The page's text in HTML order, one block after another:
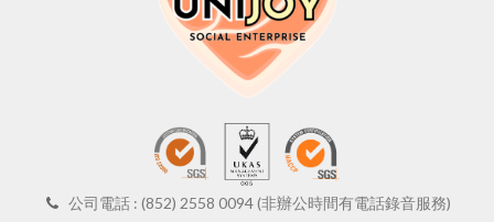
公司電話 : (852) 2558 0094 (非辦公時間有電話錄音服務)